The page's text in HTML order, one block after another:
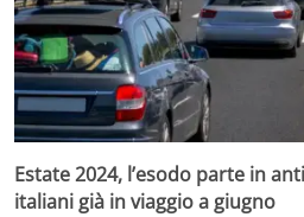
Estate 2024, l’esodo parte in
italiani già in viaggio a giugno